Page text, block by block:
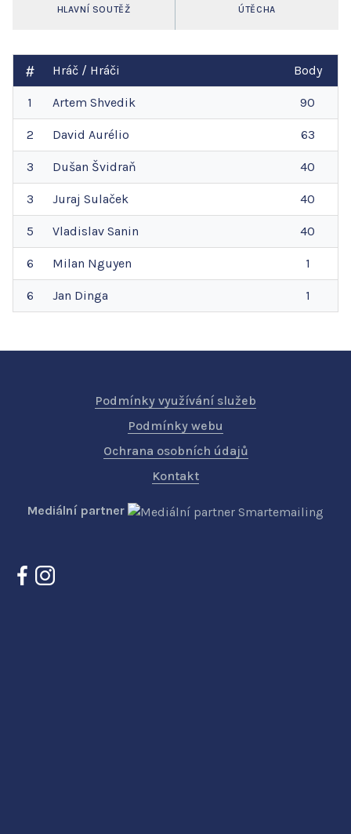
HLAVNÍ SOUTĚŽ ÚTĚCHA
Hráč / Hráči Body
1 Artem Shvedik 90
2 David Aurélio 63
3 Dušan Švidraň 40
3 Juraj Sulaček 40
5 Vladislav Sanin 40
6 Milan Nguyen 1
6 Jan Dinga 1
Podmínky využívání služeb
Podmínky webu
Ochrana osobních údajů
Kontakt
Mediální partner